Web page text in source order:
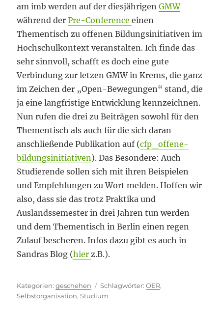
am imb werden auf der diesjährigenGMW
während derPre-Conferenceeinen
Thementisch zu offenen Bildungsinitiativen im
Hochschulkontext veranstalten. Ich finde das
sehr sinnvoll, schafft es doch eine gute
Verbindung zur letzen GMW in Krems, die ganz
im Zeichen der „Open-Bewegungen“ stand, die
ja eine langfristige Entwicklung kennzeichnen.
Nun rufen die drei zu Beiträgen sowohl für den
Thementisch als auch für die sich daran
anschließende Publikation auf (cfp_offene-
bildungsinitiativen). Das Besondere: Auch
Studierende sollen sich mit ihren Beispielen
und Empfehlungen zu Wort melden. Hoffen wir
also, dass sie das trotz Praktika und
Auslandssemester in drei Jahren tun werden
und dem Thementisch in Berlin einen regen
Zulauf bescheren. Infos dazu gibt es auch in
Sandras Blog (hierz.B.).
Kategorien
geschehen Schlagwörter
OER,
Selbstorganisation,Studium